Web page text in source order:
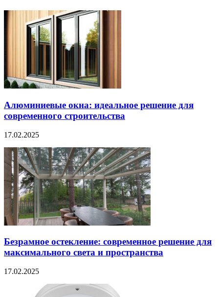
Алюминиевые окна: идеальное решение для
современного строительства
17.02.2025
Безрамное остекление: современное решение для
максимального света и пространства
17.02.2025